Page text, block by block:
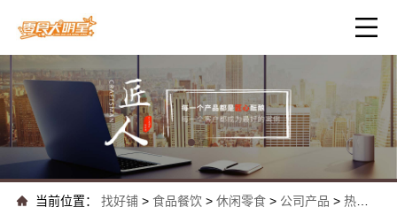
当前位置： 找好铺> 食品餐饮 > 休闲零食> 公司产品 > 热门便宜零食新鲜零食大明星